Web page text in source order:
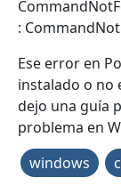
:
Ese error en
instalado o no
dejo una guía
problema en
windows